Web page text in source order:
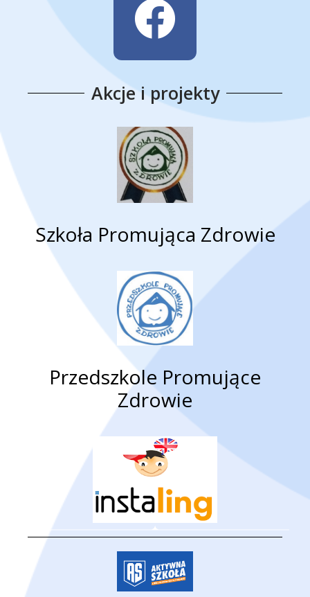
Akcje i projekty
Szkoła Promująca Zdrowie
Przedszkole Promujące
Zdrowie